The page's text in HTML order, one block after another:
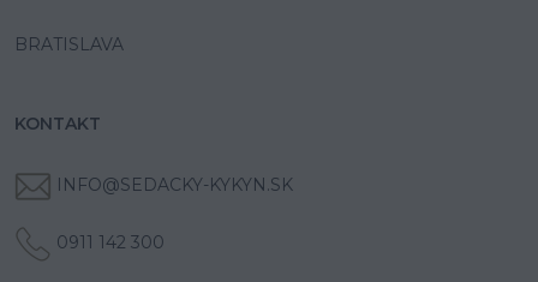
BRATISLAVA
KONTAKT
INFO@SEDACKY-KYKYN.SK
0911 142 300